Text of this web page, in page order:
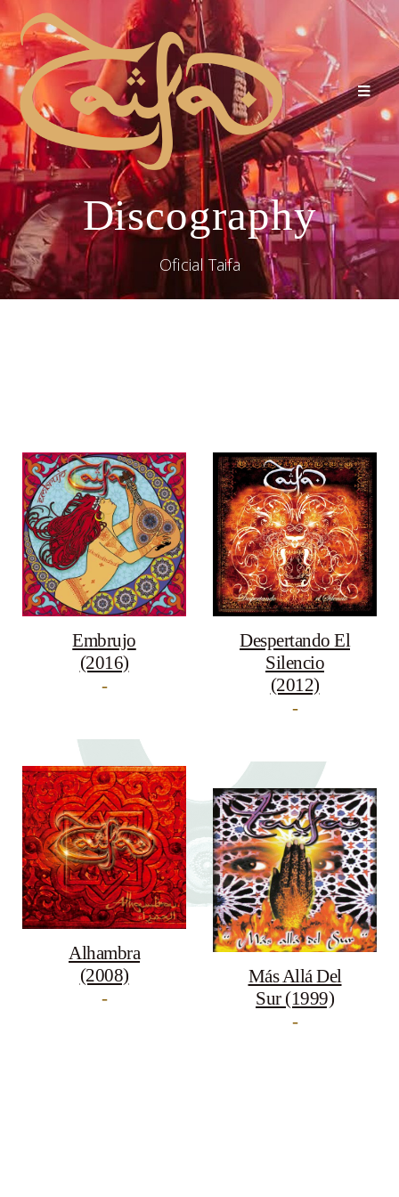
Discography
Oficial Taifa
Embrujo
(2016)
-
Despertando El
Silencio
(2012)
-
Alhambra
(2008)
-
Más Allá Del
Sur (1999)
-